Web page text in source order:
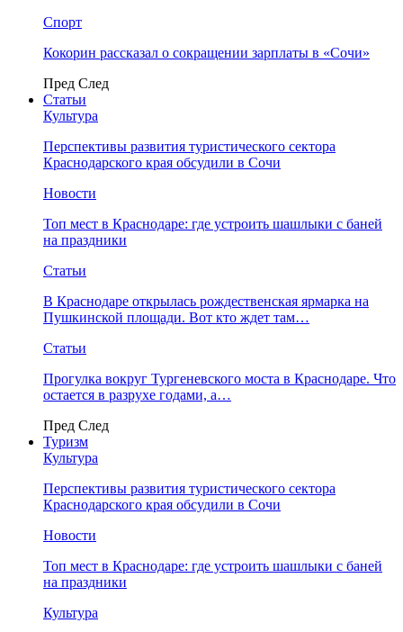
Спорт
Кокорин рассказал о сокращении зарплаты в «Сочи»
Пред След
Статьи
Культура
Перспективы развития туристического сектора
Краснодарского края обсудили в Сочи
Новости
Топ мест в Краснодаре: где устроить шашлыки с баней
на праздники
Статьи
В Краснодаре открылась рождественская ярмарка на
Пушкинской площади. Вот кто ждет там…
Статьи
Прогулка вокруг Тургеневского моста в Краснодаре. Что
остается в разрухе годами, а…
Пред След
Туризм
Культура
Перспективы развития туристического сектора
Краснодарского края обсудили в Сочи
Новости
Топ мест в Краснодаре: где устроить шашлыки с баней
на праздники
Культура